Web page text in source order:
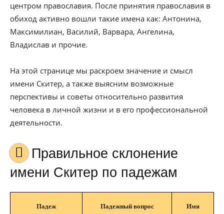
центром православия. После принятия православия в
обиход активно вошли такие имена как: Антонина,
Максимилиан, Василий, Варвара, Ангелина,
Владислав и прочие.
На этой странице мы раскроем значение и смысл
имени Скитер, а также выясним возможные
перспективы и советы относительно развития
человека в личной жизни и в его профессиональной
деятельности.
Правильное склонение
имени Скитер по падежам
Падеж Падежный вопрос Имя